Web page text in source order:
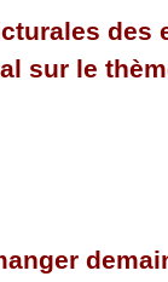
FEUILLE
des
sur le